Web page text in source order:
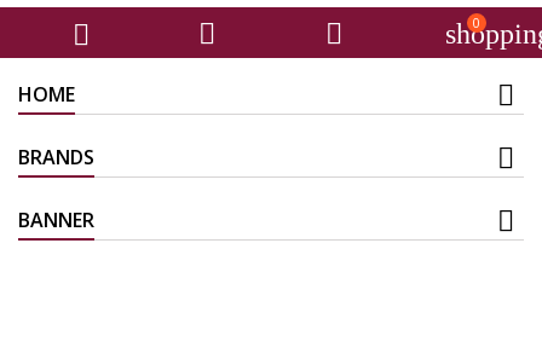
   0
HOME
BRANDS
BANNER